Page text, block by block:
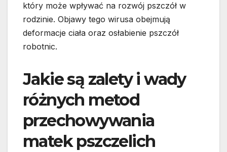
który może wpływać na rozwój pszczół w
rodzinie. Objawy tego wirusa obejmują
deformacje ciała oraz osłabienie pszczół
robotnic.
Jakie są zalety i wady
różnych metod
przechowywania
matek pszczelich